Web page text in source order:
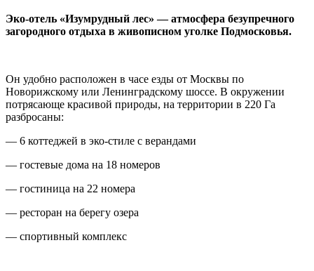
Эко-отель «Изумрудный лес» — атмосфера безупречного
загородного отдыха в живописном уголке Подмосковья.
Он удобно расположен в часе езды от Москвы по
Новорижскому или Ленинградскому шоссе. В окружении
потрясающе красивой природы, на территории в 220 Га
разбросаны:
— 6 коттеджей в эко-стиле с верандами
— гостевые дома на 18 номеров
— гостиница на 22 номера
— ресторан на берегу озера
— спортивный комплекс